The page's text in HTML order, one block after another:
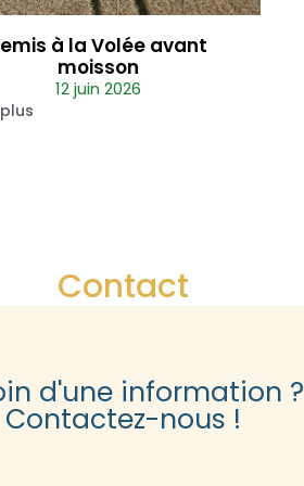
à la Volée avant
moisson
12 juin 2026
Contact
d'une information ?
Contactez-nous !